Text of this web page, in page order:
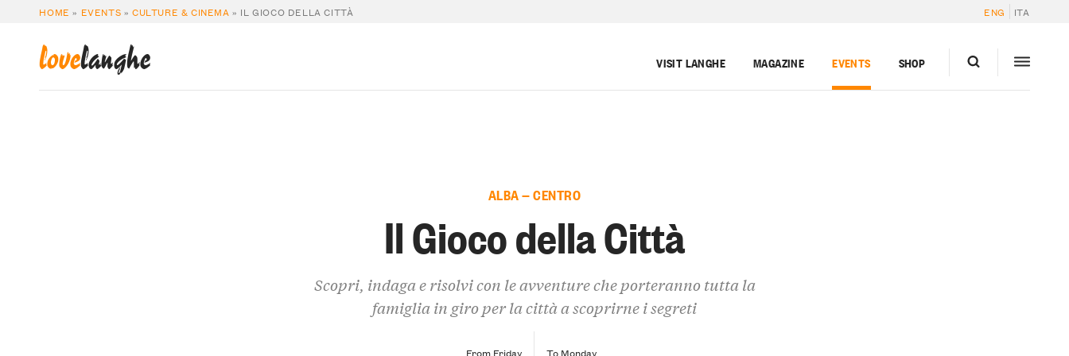
HOME » EVENTS »CULTURE & CINEMA » IL GIOCO DELLA CITTÀ ENG ITA
lovelanghe VISIT LANGHE MAGAZINE EVENTS SHOP
ALBA — CENTRO
Il Gioco della Città
Scopri, indaga e risolvi con le avventure che porteranno tutta la
famiglia in giro per la città a scoprirne i segreti
From Friday To Monday